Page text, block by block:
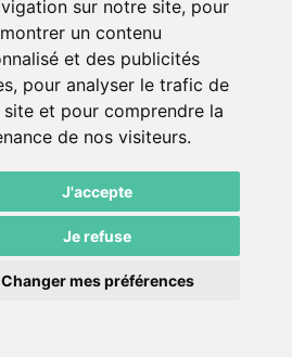
sur notre site, pour
un contenu
et des publicités
pour analyser le trafic de
site et pour comprendre la
de nos visiteurs.
J'accepte
Je refuse
Changer mes préférences
Slam
"Boucherie[s]"